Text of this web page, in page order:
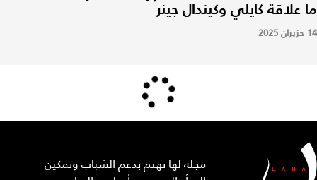
ما علاقة كايلي وكيندال جينر
14 حزيران 2025
مجلة لها تهتم بدعم الشباب وتمكين